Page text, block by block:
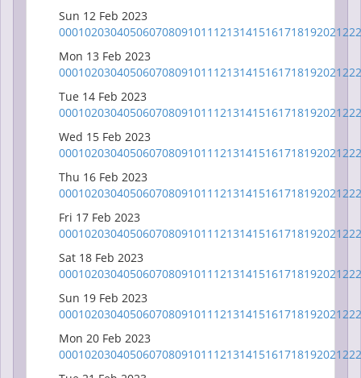
Sun 12 Feb 2023
000102030405060708091011 1213141516171819202122
Mon 13 Feb 2023
000102030405060708091011 1213141516171819202122
Tue 14 Feb 2023
000102030405060708091011 1213141516171819202122
Wed 15 Feb 2023
000102030405060708091011 1213141516171819202122
Thu 16 Feb 2023
000102030405060708091011 1213141516171819202122
Fri 17 Feb 2023
000102030405060708091011 1213141516171819202122
Sat 18 Feb 2023
000102030405060708091011 1213141516171819202122
Sun 19 Feb 2023
000102030405060708091011 1213141516171819202122
Mon 20 Feb 2023
000102030405060708091011 1213141516171819202122